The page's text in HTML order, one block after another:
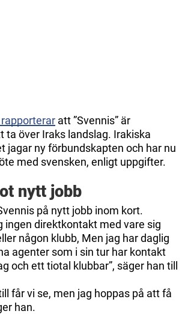
att ”Svennis” är
ta över Iraks landslag. Irakiska
jagar ny förbundskapten och har nu
med svensken, enligt uppgifter.
nytt jobb
på nytt jobb inom kort.
ingen direktkontakt med vare sig
någon klubb, Men jag har daglig
agenter som i sin tur har kontakt
och ett tiotal klubbar”, säger han till
får vi se, men jag hoppas på att få
han.